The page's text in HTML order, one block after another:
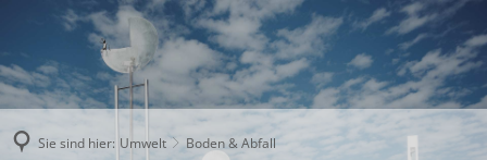
Sie sind hier: Umwelt
Boden & Abfall